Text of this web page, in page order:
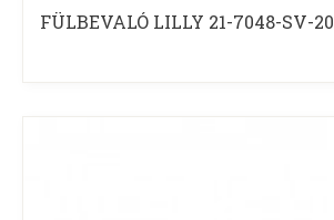
FÜLBEVALÓ LILLY 21-7048-SV-20